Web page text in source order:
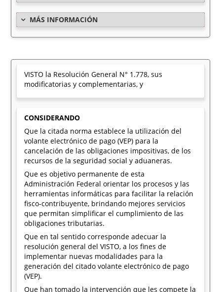
MÁS INFORMACIÓN
VISTO la Resolución General N° 1.778, sus
modificatorias y complementarias, y
CONSIDERANDO
Que la citada norma establece la utilización del
volante electrónico de pago (VEP) para la
cancelación de las obligaciones impositivas, de los
recursos de la seguridad social y aduaneras.
Que es objetivo permanente de esta
Administración Federal orientar los procesos y las
herramientas informáticas para facilitar la relación
fisco-contribuyente, brindando mejores servicios
que permitan simplificar el cumplimiento de las
obligaciones tributarias.
Que en tal sentido corresponde adecuar la
resolución general del VISTO, a los fines de
implementar nuevas modalidades para la
generación del citado volante electrónico de pago
(VEP).
Que han tomado la intervención que les compete la